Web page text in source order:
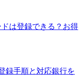
ドは登録できる？お得
録手順と対応銀行を